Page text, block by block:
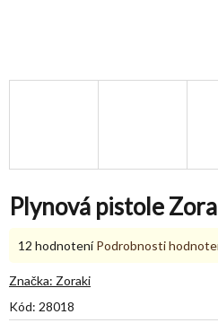
Plynová pistole
Kód: 28018
Priemerné
produktu
5,0
12 hodnotení Podrobnosti
Značka: Zoraki